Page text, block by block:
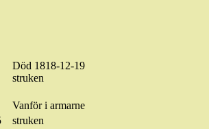
Död 1818-12-19
struken
Vanför i armarne
struken